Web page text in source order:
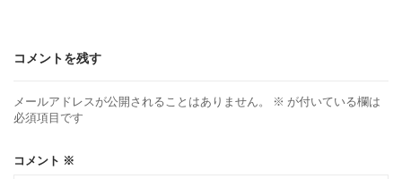
コメントを残す
メールアドレスが公開されることはありません。 ※ が付いている欄は
必須項目です
コメント ※